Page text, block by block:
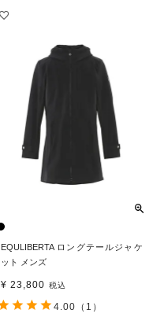
EQULIBERTA ロングテールジャケ
ット メンズ
¥ 23,800 税込
4.00 （1）